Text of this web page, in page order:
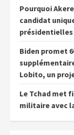
Pourquoi
candidat
présidentielles
Biden promet
Lobito, un
Le Tchad met
militaire avec